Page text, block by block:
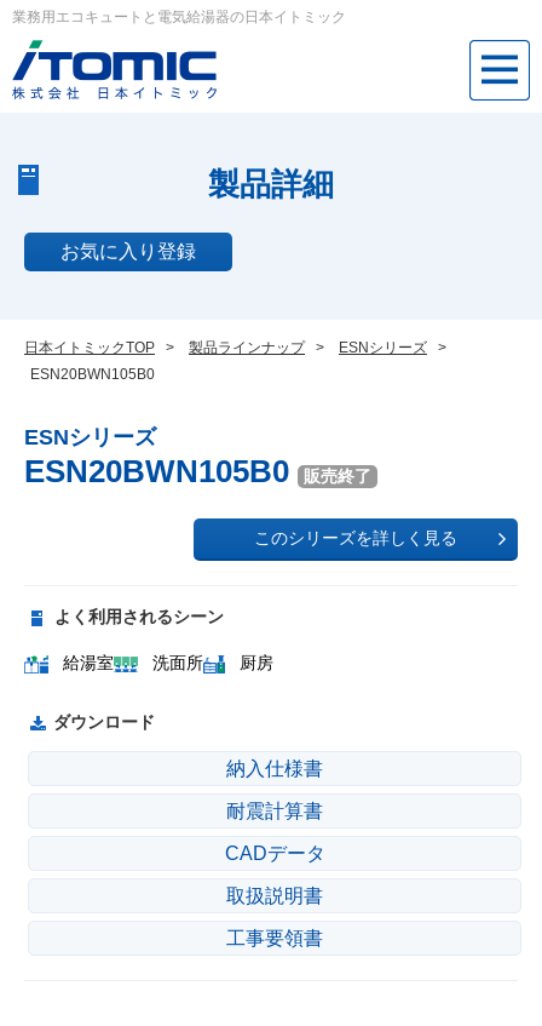
業務用エコキュートと電気給湯器の日本イトミック
製品詳細
お気に入り登録
日本イトミックTOP > 製品ラインナップ > ESNシリーズ
>
ESN20BWN105B0
ESNシリーズ
ESN20BWN105B0 販売終了
このシリーズを詳しく見る
よく利用されるシーン
給湯室 洗面所 厨房
ダウンロード
納入仕様書
耐震計算書
CADデータ
取扱説明書
工事要領書